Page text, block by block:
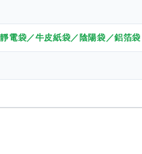
電袋／牛皮紙袋／陰陽袋／鋁箔袋